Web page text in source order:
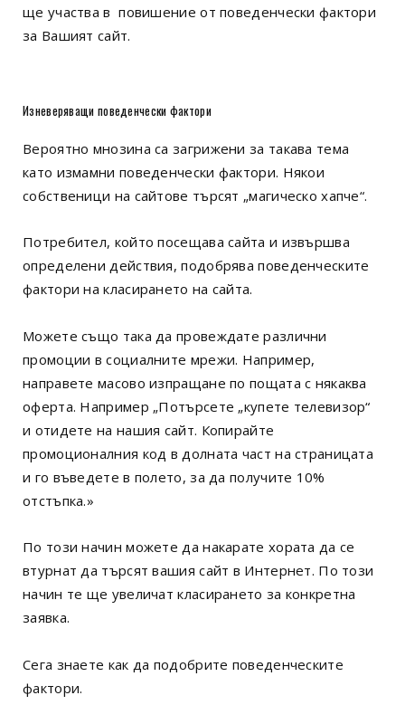
ще участва в повишение от поведенчески фактори
за Вашият сайт.
Изневеряващи поведенчески фактори
Вероятно мнозина са загрижени за такава тема
като измамни поведенчески фактори. Някои
собственици на сайтове търсят „магическо хапче“.
Потребител, който посещава сайта и извършва
определени действия, подобрява поведенческите
фактори на класирането на сайта.
Можете също така да провеждате различни
промоции в социалните мрежи. Например,
направете масово изпращане по пощата с някаква
оферта. Например „Потърсете „купете телевизор“
и отидете на нашия сайт. Копирайте
промоционалния код в долната част на страницата
и го въведете в полето, за да получите 10%
отстъпка.»
По този начин можете да накарате хората да се
втурнат да търсят вашия сайт в Интернет. По този
начин те ще увеличат класирането за конкретна
заявка.
Сега знаете как да подобрите поведенческите
фактори.